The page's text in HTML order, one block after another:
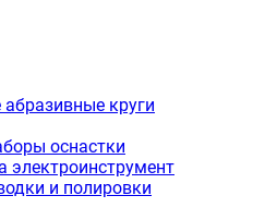
круги
оснастки
электроинструмент
и полировки